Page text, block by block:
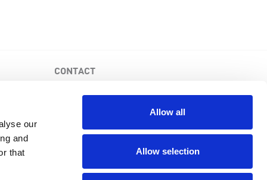
our
and
that
Allow all
Allow selection
CONTACT
Etobicoke (Ontario), M9C 5H5
Business No: 852683853RR0001